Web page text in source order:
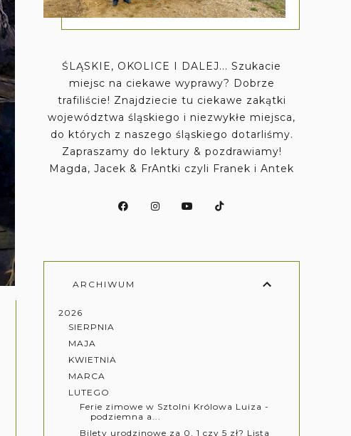
ŚLĄSKIE, OKOLICE I DALEJ... Szukacie
miejsc na ciekawe wyprawy? Dobrze
trafiliście! Znajdziecie tu ciekawe zakątki
województwa śląskiego i niezwykłe miejsca,
do których z naszego śląskiego dotarliśmy.
Zapraszamy do lektury & pozdrawiamy!
Magda, Jacek & FrAntki czyli Franek i Antek
ARCHIWUM
2026
SIERPNIA
MAJA
KWIETNIA
MARCA
LUTEGO
Ferie zimowe w Sztolni Królowa Luiza -
podziemna a...
Bilety urodzinowe za 0, 1 czy 5 zł? Lista